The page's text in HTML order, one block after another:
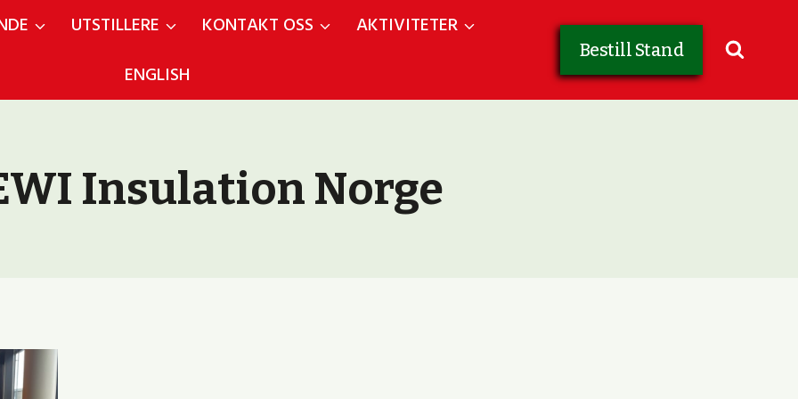
UTSTILLERE KONTAKT OSS
AKTIVITETER
ENGLISH
Bestill Stand
Insulation Norge